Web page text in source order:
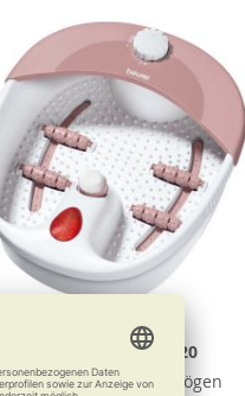
Beurer Fußbad FB 20
Kann, was Ihre Füße mögen